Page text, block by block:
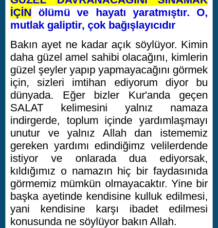
İÇİN ölümü ve hayatı yaratmıştır. O,
mutlak galiptir, çok bağışlayıcıdır
Bakın ayet ne kadar açık söylüyor. Kimin
daha güzel amel sahibi olacağını, kimlerin
güzel şeyler yapıp yapmayacağını görmek
için, sizleri imtihan ediyorum diyor bu
dünyada. Eğer bizler Kur'anda geçen
SALAT kelimesini yalnız namaza
indirgerde, toplum içinde yardımlaşmayı
unutur ve yalnız Allah dan istememiz
gereken yardımı edindiğimz velilerdende
istiyor ve onlarada dua ediyorsak,
kıldığımız o namazın hiç bir faydasınıda
görmemiz mümkün olmayacaktır. Yine bir
başka ayetinde kendisine kulluk edilmesi,
yani kendisine karşı ibadet edilmesi
konusunda ne söylüyor bakın Allah.